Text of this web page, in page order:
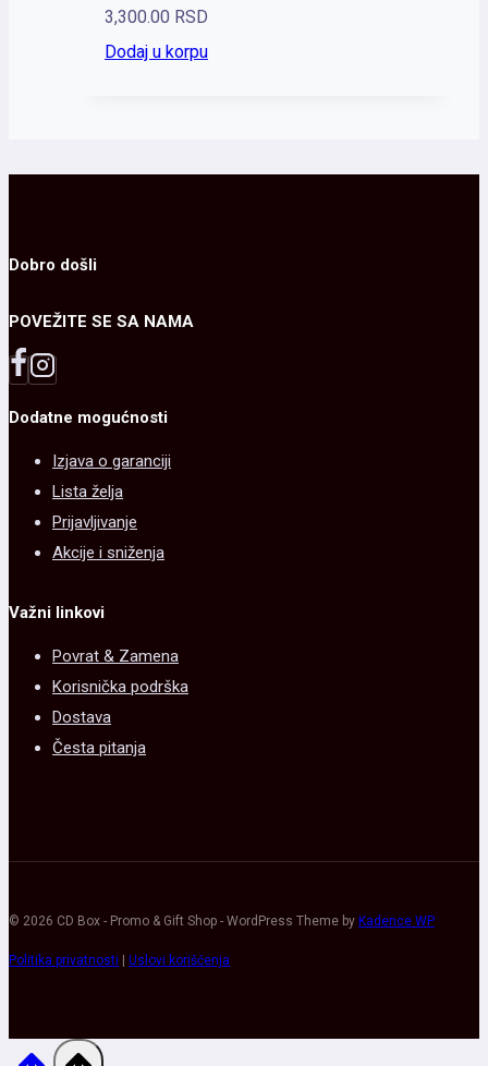
3,300.00 RSD
Dodaj u korpu
Dobro došli
POVEŽITE SE SA NAMA
Dodatne mogućnosti
Izjava o garanciji
Lista želja
Prijavljivanje
Akcije i sniženja
Važni linkovi
Povrat & Zamena
Korisnička podrška
Dostava
Česta pitanja
© 2026 CD Box - Promo & Gift Shop - WordPress Theme by Kadence WP
Politika privatnosti Uslovi korišćenja